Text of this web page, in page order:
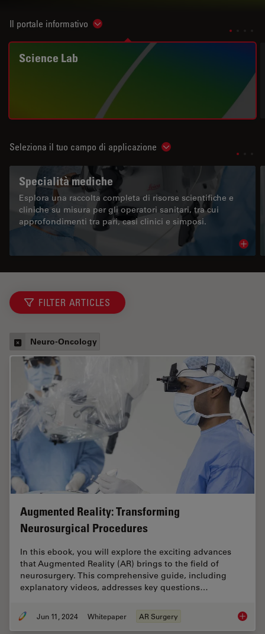
Il portale informativo Show subnavigation
Science Lab
Seleziona il tuo campo di applicazione Show subnavigation
Specialità mediche
Esplora una raccolta completa di risorse scientifiche e
cliniche su misura per gli operatori sanitari, tra cui
approfondimenti tra pari, casi clinici e simposi.
FILTER ARTICLES
Neuro-Oncology
Augmented Reality: Transforming
Neurosurgical Procedures
In this ebook, you will explore the exciting advances
that Augmented Reality (AR) brings to the field of
neurosurgery. This comprehensive guide, including
explanatory videos, addresses key questions…
Jun 11, 2024 Whitepaper AR Surgery